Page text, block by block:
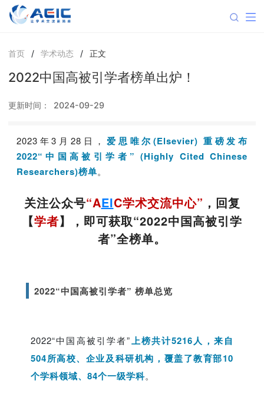
首页 / 学术动态 / 正文
2022中国高被引学者榜单出炉！
更新时间： 2024-09-29
2023年3月28日， 爱思唯尔(Elsevier) 重磅发布
2022“中国高被引学者” (Highly Cited Chinese
Researchers)榜单。
关注公众号“AEIC学术交流中心” ，回复
【学者】，即可获取“2022中国高被引学
者”全榜单。
2022“中国高被引学者” 榜单总览
2022“中国高被引学者”上榜共计5216人，来自
504所高校、企业及科研机构，覆盖了教育部10
个学科领域、84个一级学科。